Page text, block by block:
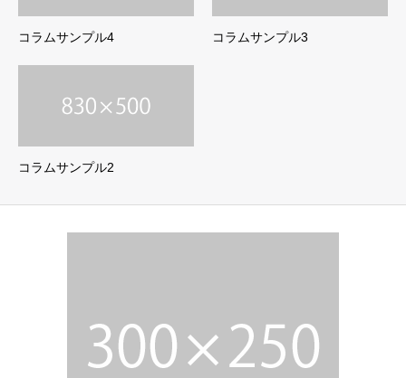
コラムサンプル4 コラムサンプル3
コラムサンプル2